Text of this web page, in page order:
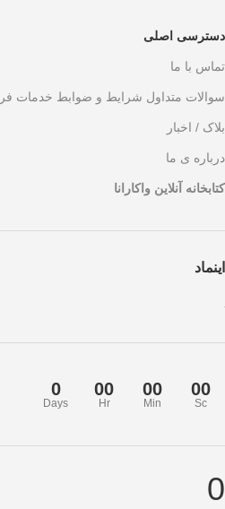
دسترسی اصلی
تماس با ما
سوالات متداول شرایط و ضوابط خدمات
بلاک / اخبار
درباره ی ما
کتابخانه آنلاین واکارانا
اینماد
0
Days
00
Hr
00
Min
00
Sc
0